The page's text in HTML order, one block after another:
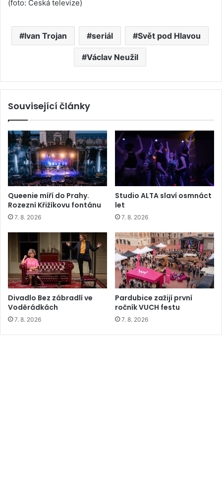
(foto: Česká televize)
Ivan Trojan seriál Svět pod Hlavou
Václav Neužil
Související články
Queenie míří do Prahy.
Rozezní Křižíkovu fontánu
7. 8. 2026
Studio ALTA slaví osmnáct
let
7. 8. 2026
Divadlo Bez zábradlí ve
Voděrádkách
7. 8. 2026
Pardubice zažijí první
ročník VUCH festu
7. 8. 2026